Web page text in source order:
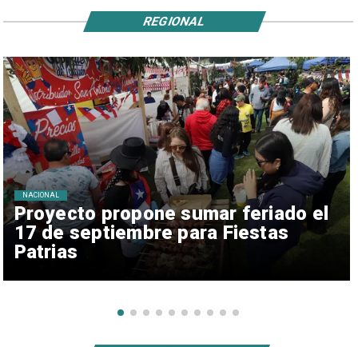
Proyecto propone sumar feriado el
17 de septiembre para Fiestas
Patrias
NACIONAL
REGIONAL